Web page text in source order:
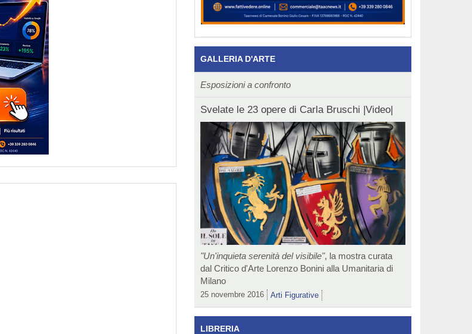
GALLERIA D'ARTE
Esposizioni a confronto
Svelate le 23 opere di Carla Bruschi |Video|
"Un'inquieta serenità del visibile", la mostra curata
dal Critico d'Arte Lorenzo Bonini alla Umanitaria di
Milano
25 novembre 2016 Arti Figurative
LIBRERIA